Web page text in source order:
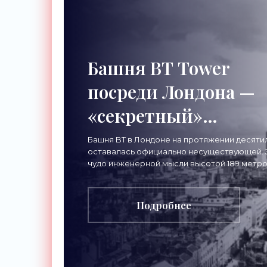
Башня BT Tower
посреди Лондона —
«секретный»
небоскреб, которого
никогда не
существовало -
«Технологии»
Башня BT в Лондоне на протяжении
оставалась официально несуществующей.
чудо инженерной мысли высотой 189
привлекало тысячи посетителей,
и даже членов
Подробнее